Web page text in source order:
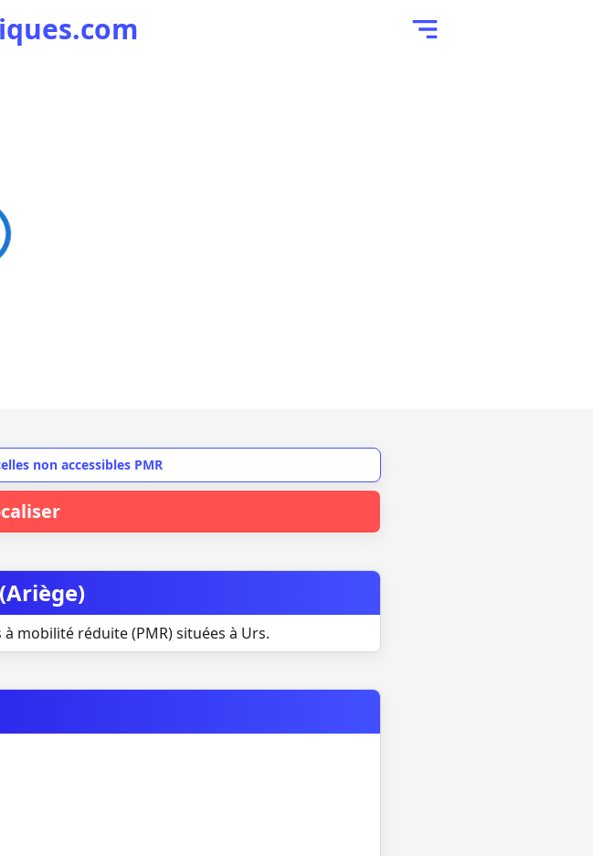
non accessibles PMR
mobilité réduite (PMR) situées à Urs.